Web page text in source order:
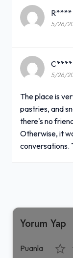
5/26/
5/26/
The place is
pastries, and
there's no
Otherwise, it
conversations.
Yorum Yap
Puanla